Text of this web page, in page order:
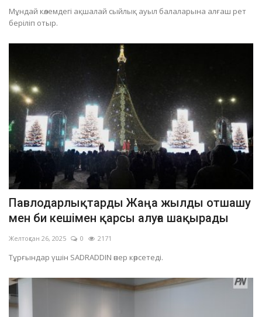
OFFICIAL
Құрылтай
Тілді тандаңыз
Қазақша Русский
Мұндай көлемдегі ақшалай сыйлық ауыл балаларына алғаш рет
беріліп отыр.
Павлодарлықтарды Жаңа жылды отшашу
мен би кешімен қарсы алуға шақырады
Желтоқсан 26, 2025 0 2171
Тұрғындар үшін SADRADDIN өнер көрсетеді.